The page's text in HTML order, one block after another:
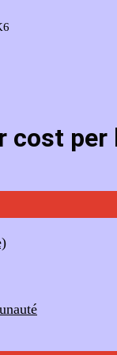
cost per